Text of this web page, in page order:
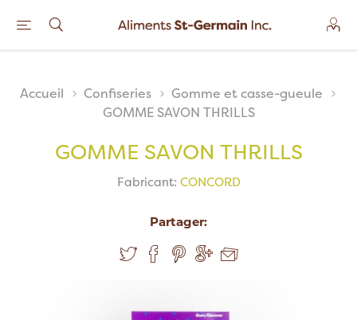
Accueil Confiseries
Gomme et casse-gueule
GOMME SAVON THRILLS
GOMME SAVON THRILLS
Fabricant: CONCORD
Partager: